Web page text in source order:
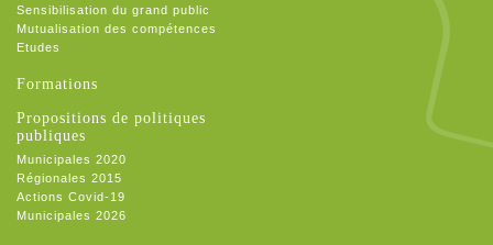
Sensibilisation du grand public
Mutualisation des compétences
Etudes
Formations
Propositions de politiques
publiques
Municipales 2020
Régionales 2015
Actions Covid-19
Municipales 2026